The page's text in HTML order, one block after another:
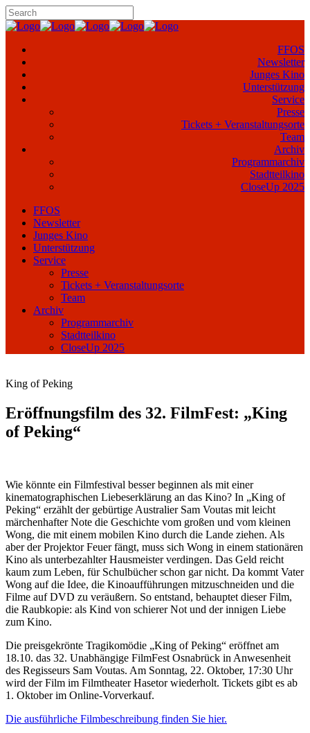
FFOS
Newsletter
Junges Kino
Unterstützung
Service
Presse
Tickets + Veranstaltungsorte
Team
Archiv
Programmarchiv
Stadtteilkino
CloseUp 2025
FFOS
Newsletter
Junges Kino
Unterstützung
Service
Presse
Tickets + Veranstaltungsorte
Team
Archiv
Programmarchiv
Stadtteilkino
CloseUp 2025
King of Peking
Eröffnungsfilm des 32. FilmFest: „King
of Peking“
Wie könnte ein Filmfestival besser beginnen als mit einer
kinematographischen Liebeserklärung an das Kino? In „King of
Peking“ erzählt der gebürtige Australier Sam Voutas mit leicht
märchenhafter Note die Geschichte vom großen und vom kleinen
Wong, die mit einem mobilen Kino durch die Lande ziehen. Als
aber der Projektor Feuer fängt, muss sich Wong in einem stationären
Kino als unterbezahlter Hausmeister verdingen. Das Geld reicht
kaum zum Leben, für Schulbücher schon gar nicht. Da kommt Vater
Wong auf die Idee, die Kinoaufführungen mitzuschneiden und die
Filme auf DVD zu veräußern. So entstand, behauptet dieser Film,
die Raubkopie: als Kind von schierer Not und der innigen Liebe
zum Kino.
Die preisgekrönte Tragikomödie „King of Peking“ eröffnet am
18.10. das 32. Unabhängige FilmFest Osnabrück in Anwesenheit
des Regisseurs Sam Voutas. Am Sonntag, 22. Oktober, 17:30 Uhr
wird der Film im Filmtheater Hasetor wiederholt. Tickets gibt es ab
1. Oktober im Online-Vorverkauf.
Die ausführliche Filmbeschreibung finden Sie hier.